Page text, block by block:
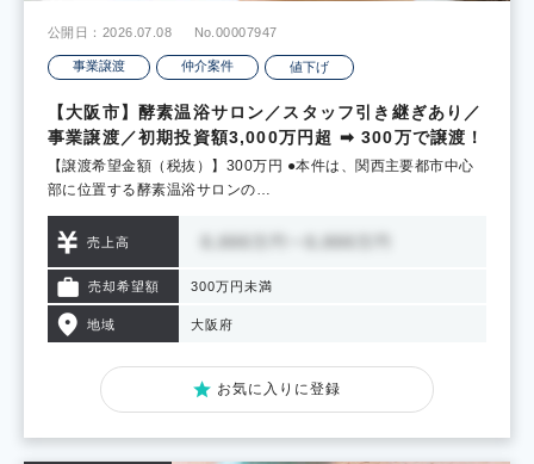
公開日：2026.07.08 No.00007947
事業譲渡 仲介案件 値下げ
【大阪市】酵素温浴サロン／スタッフ引き継ぎあり／
事業譲渡／初期投資額3,000万円超 ➡ 300万で譲渡！
【譲渡希望金額（税抜）】300万円 ●本件は、関西主要都市中心
部に位置する酵素温浴サロンの…
売上高
売却希望額 300万円未満
地域 大阪府
お気に入りに登録